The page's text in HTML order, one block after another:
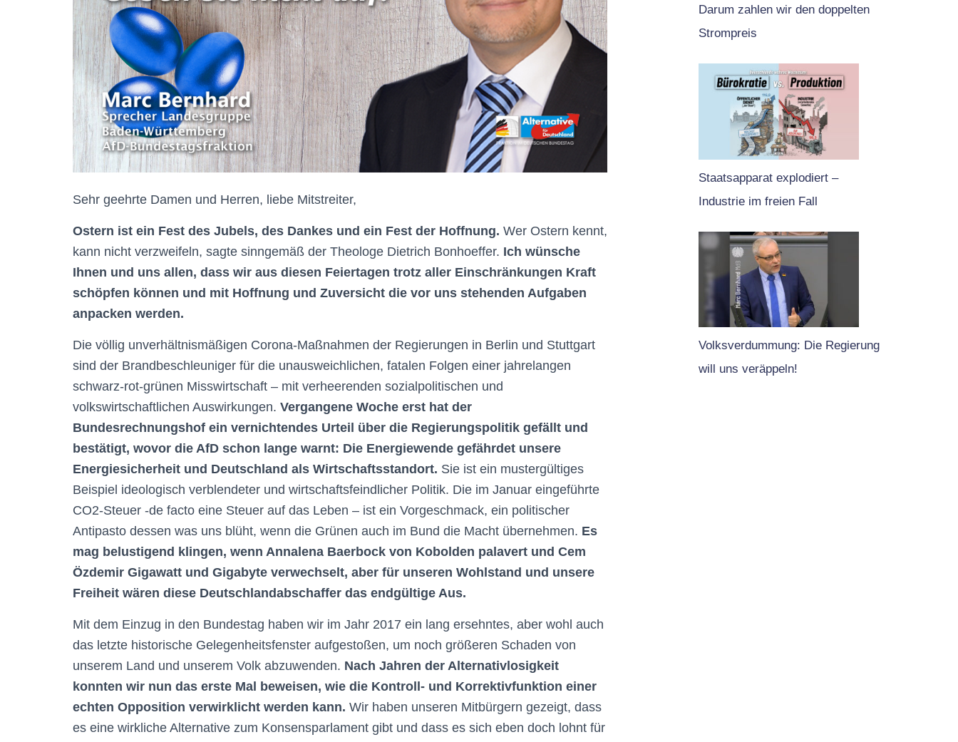
Sehr geehrte Damen und Herren, liebe Mitstreiter,
Ostern ist ein Fest des Jubels, des Dankes und ein Fest der Hoffnung. Wer Ostern kennt,
kann nicht verzweifeln, sagte sinngemäß der Theologe Dietrich Bonhoeffer. Ich wünsche
Ihnen und uns allen, dass wir aus diesen Feiertagen trotz aller Einschränkungen Kraft
schöpfen können und mit Hoffnung und Zuversicht die vor uns stehenden Aufgaben
anpacken werden.
Die völlig unverhältnismäßigen Corona-Maßnahmen der Regierungen in Berlin und Stuttgart
sind der Brandbeschleuniger für die unausweichlichen, fatalen Folgen einer jahrelangen
schwarz-rot-grünen Misswirtschaft – mit verheerenden sozialpolitischen und
volkswirtschaftlichen Auswirkungen. Vergangene Woche erst hat der
Bundesrechnungshof ein vernichtendes Urteil über die Regierungspolitik gefällt und
bestätigt, wovor die AfD schon lange warnt: Die Energiewende gefährdet unsere
Energiesicherheit und Deutschland als Wirtschaftsstandort. Sie ist ein mustergültiges
Beispiel ideologisch verblendeter und wirtschaftsfeindlicher Politik. Die im Januar eingeführte
CO2-Steuer -de facto eine Steuer auf das Leben – ist ein Vorgeschmack, ein politischer
Antipasto dessen was uns blüht, wenn die Grünen auch im Bund die Macht übernehmen. Es
mag belustigend klingen, wenn Annalena Baerbock von Kobolden palavert und Cem
Özdemir Gigawatt und Gigabyte verwechselt, aber für unseren Wohlstand und unsere
Freiheit wären diese Deutschlandabschaffer das endgültige Aus.
Mit dem Einzug in den Bundestag haben wir im Jahr 2017 ein lang ersehntes, aber wohl auch
das letzte historische Gelegenheitsfenster aufgestoßen, um noch größeren Schaden von
unserem Land und unserem Volk abzuwenden. Nach Jahren der Alternativlosigkeit
konnten wir nun das erste Mal beweisen, wie die Kontroll- und Korrektivfunktion einer
echten Opposition verwirklicht werden kann. Wir haben unseren Mitbürgern gezeigt, dass
es eine wirkliche Alternative zum Konsensparlament gibt und dass es sich eben doch lohnt für
Darum zahlen wir den doppelten
Strompreis
Staatsapparat explodiert –
Industrie im freien Fall
Volksverdummung: Die Regierung
will uns veräppeln!